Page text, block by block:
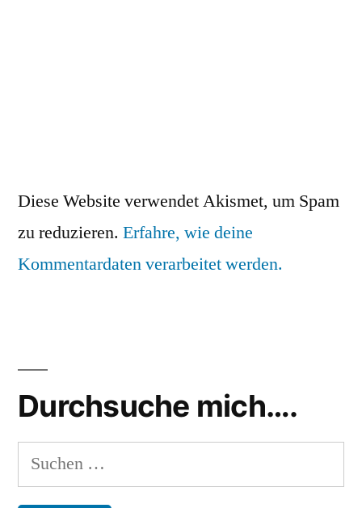
Diese Website verwendet Akismet, um Spam
zu reduzieren. Erfahre, wie deine
Kommentardaten verarbeitet werden.
Durchsuche mich….
Suchen
nach: